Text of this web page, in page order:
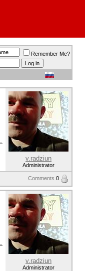
Remember Me?
v.radziun
Administrator
Comments 0
v.radziun
Administrator